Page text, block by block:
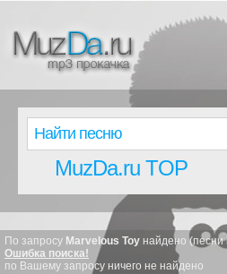
MuzDa.ru TOP
По запросу Marvelous Toy найдено (песни
Ошибка поиска!
по Вашему запросу ничего не найдено